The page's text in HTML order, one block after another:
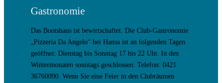
Gastronomie
Das Bootshaus ist bewirtschaftet. Die Club-Gastronomie
„Pizzeria Da Angelo“ bei Hansa ist an folgenden Tagen
geöffnet: Dienstag bis Sonntag 17 bis 22 Uhr. In den
Wintermonaten sonntags geschlossen. Telefon: 0421
36760090. Wenn Sie eine Feier in den Clubräumen